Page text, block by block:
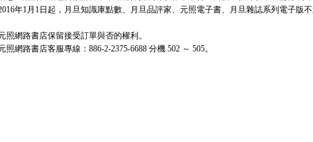
年1月1日起，月旦知識庫點數、月旦品評家、元照電子書、月旦雜誌系列電子版不
照網路書店保留接受訂單與否的權利。
照網路書店客服專線：886-2-2375-6688 分機 502 ～ 505。